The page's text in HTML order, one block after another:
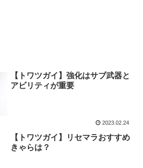
【トワツガイ】強化はサブ武器と
アビリティが重要
2023.02.24
【トワツガイ】リセマラおすすめ
きゃらは？